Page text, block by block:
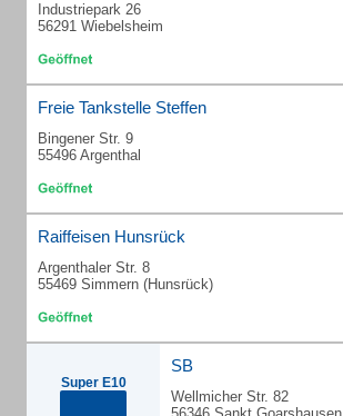
Industriepark 26
56291 Wiebelsheim
Freie Tankstelle Steffen
Bingener Str. 9
55496 Argenthal
Raiffeisen Hunsrück
Argenthaler Str. 8
55469 Simmern (Hunsrück)
Super E10
SB
Wellmicher Str. 82